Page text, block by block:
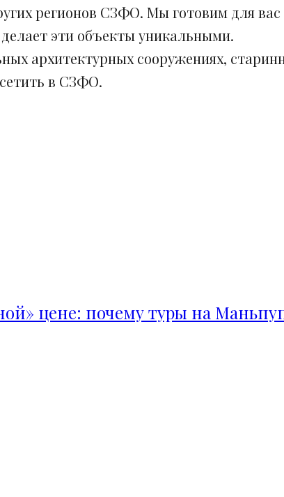
регионов СЗФО. Мы готовим для
эти объекты уникальными.
архитектурных сооружениях,
в СЗФО.
цене: почему туры на